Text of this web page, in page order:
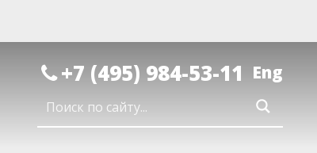
+7 (495) 984-53-11 Eng